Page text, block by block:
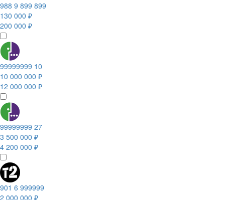
988 9 899 899
130 000 ₽
200 000 ₽
99999999 10
10 000 000 ₽
12 000 000 ₽
99999999 27
3 500 000 ₽
4 200 000 ₽
901 6 999999
2 000 000 ₽